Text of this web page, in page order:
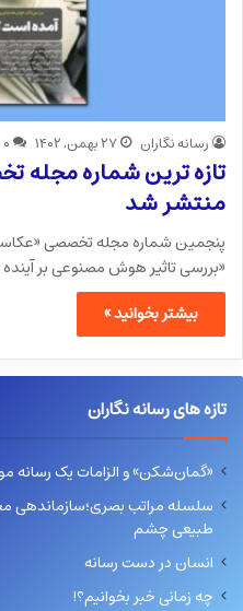
رسانه نگاران ۲۷ بهمن, ۱۴۰۲ ۰
تازه ترین شماره
منتشر شد
پنجمین شماره مجله تخصصی «عکاسی
«بررسی تاثیر هوش مصنوعی بر
بیشتر بخوانید »
تازه های رسانه نگاران
«گمان‌شکن» و الزامات یک رسانه
سلسله مراتب بصری؛سازماندهی
طبیعی چشم
انسان در دست رسانه
چه زمانی خبر بخوانیم؟!